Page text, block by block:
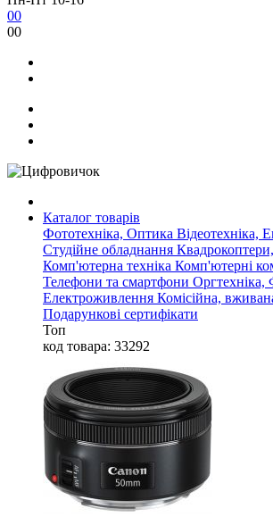
00
00
Каталог товарів
Фототехніка, Оптика Відеотехніка,
Студійне обладнання
Комп'ютерна техніка Комп'ютерні
Телефони та смартфони Оргтехніка,
Електроживлення Комісійна,
Подарункові сертифікати
Топ
код товара: 33292